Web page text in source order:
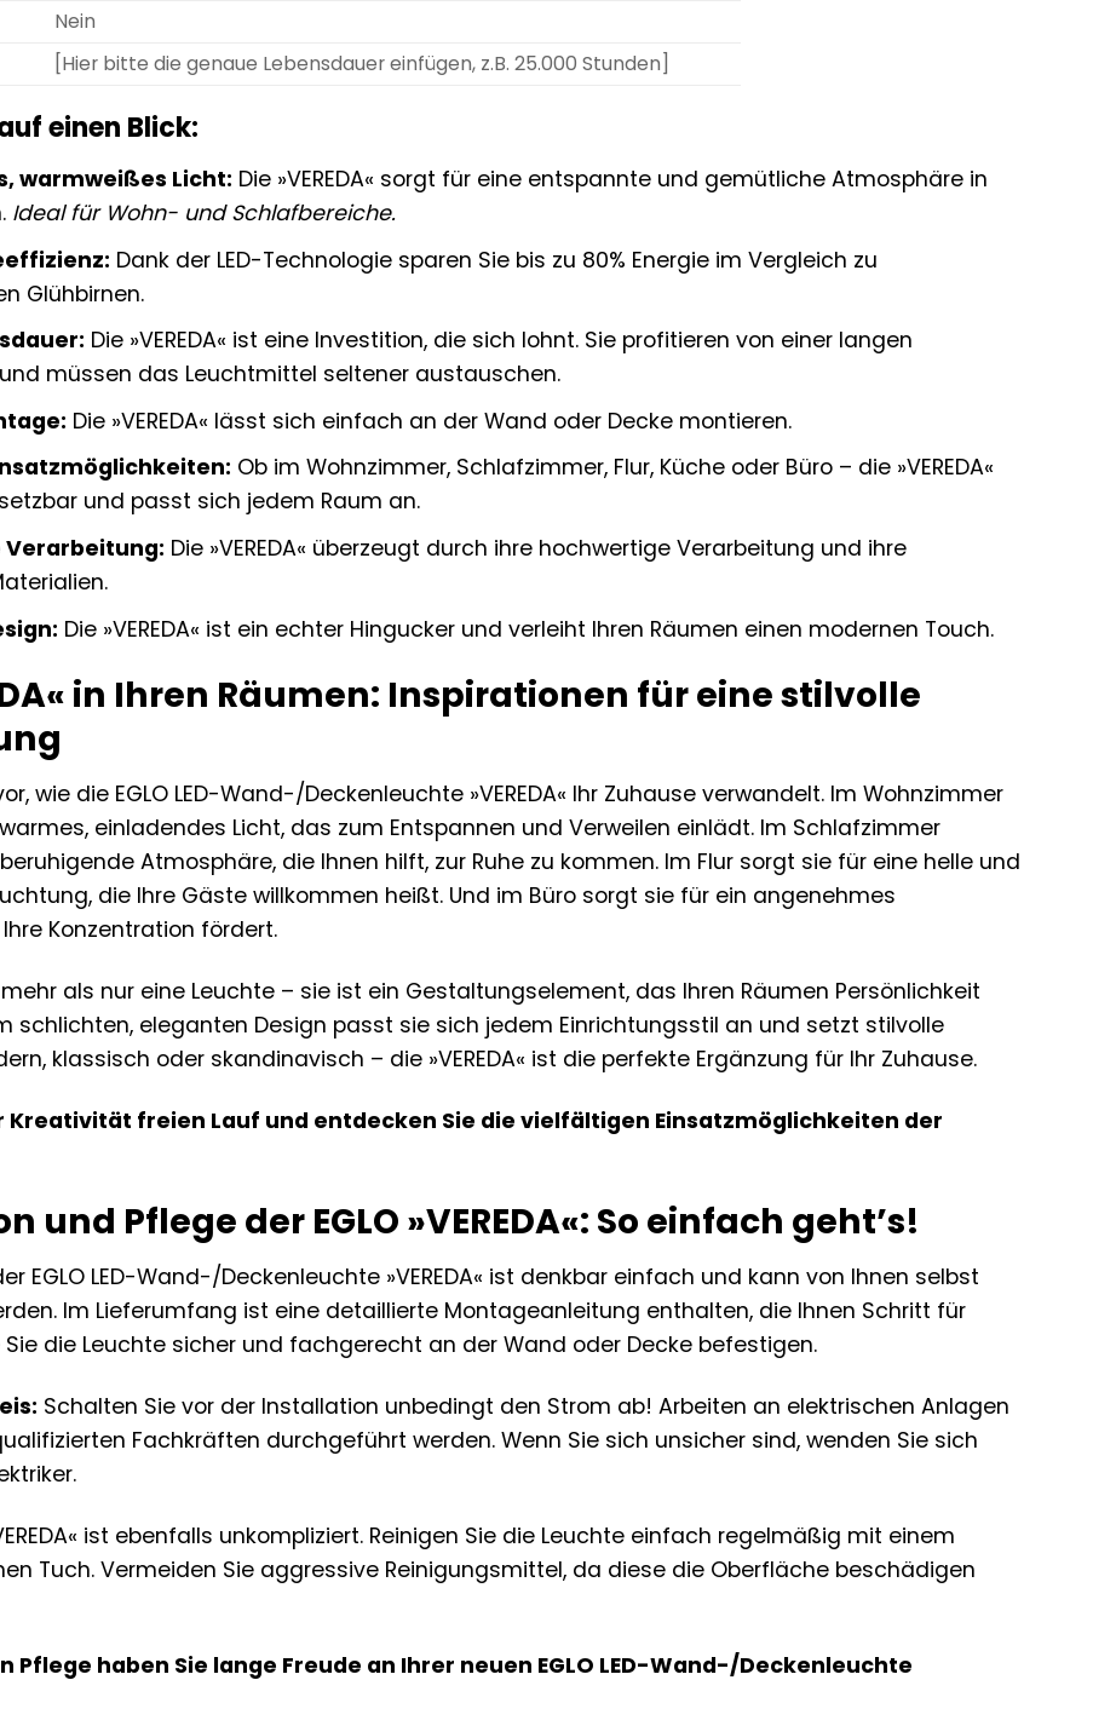
Nein
[Hier bitte die genaue Lebensdauer einfügen, z.B. 25.000 Stunden]
einen Blick:
warmweißes Licht: Die »VEREDA« sorgt für eine entspannte und gemütliche Atmosphäre in
Ideal für Wohn- und Schlafbereiche.
Dank der LED-Technologie sparen Sie bis zu 80% Energie im Vergleich zu
Glühbirnen.
Die »VEREDA« ist eine Investition, die sich lohnt. Sie profitieren von einer langen
müssen das Leuchtmittel seltener austauschen.
Die »VEREDA« lässt sich einfach an der Wand oder Decke montieren.
Ob im Wohnzimmer, Schlafzimmer, Flur, Küche oder Büro – die »VEREDA«
und passt sich jedem Raum an.
Die »VEREDA« überzeugt durch ihre hochwertige Verarbeitung und ihre
Die »VEREDA« ist ein echter Hingucker und verleiht Ihren Räumen einen modernen Touch.
in Ihren Räumen: Inspirationen für eine stilvolle
wie die EGLO LED-Wand-/Deckenleuchte »VEREDA« Ihr Zuhause verwandelt. Im Wohnzimmer
einladendes Licht, das zum Entspannen und Verweilen einlädt. Im Schlafzimmer
Atmosphäre, die Ihnen hilft, zur Ruhe zu kommen. Im Flur sorgt sie für eine helle und
die Ihre Gäste willkommen heißt. Und im Büro sorgt sie für ein angenehmes
Konzentration fördert.
mehr als nur eine Leuchte – sie ist ein Gestaltungselement, das Ihren Räumen Persönlichkeit
schlichten, eleganten Design passt sie sich jedem Einrichtungsstil an und setzt stilvolle
klassisch oder skandinavisch – die »VEREDA« ist die perfekte Ergänzung für Ihr Zuhause.
Kreativität freien Lauf und entdecken Sie die vielfältigen Einsatzmöglichkeiten der
und Pflege der EGLO »VEREDA«: So einfach geht’s!
EGLO LED-Wand-/Deckenleuchte »VEREDA« ist denkbar einfach und kann von Ihnen selbst
Im Lieferumfang ist eine detaillierte Montageanleitung enthalten, die Ihnen Schritt für
Sie die Leuchte sicher und fachgerecht an der Wand oder Decke befestigen.
Schalten Sie vor der Installation unbedingt den Strom ab! Arbeiten an elektrischen Anlagen
Fachkräften durchgeführt werden. Wenn Sie sich unsicher sind, wenden Sie sich
ist ebenfalls unkompliziert. Reinigen Sie die Leuchte einfach regelmäßig mit einem
Tuch. Vermeiden Sie aggressive Reinigungsmittel, da diese die Oberfläche beschädigen
Pflege haben Sie lange Freude an Ihrer neuen EGLO LED-Wand-/Deckenleuchte